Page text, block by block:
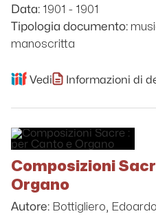
Data: 1901 - 1901
Tipologia documento:
manoscritta
Vedi Informazioni di
Composizioni
Organo
Autore: Bottigliero, Edoardo